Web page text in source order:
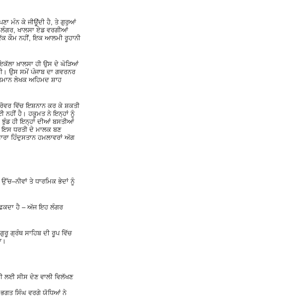
ਮੰਨ ਕੇ ਜੀਊਂਦੀ ਹੈ, ਤੇ ਗੁਰੁਆਂ
ਲੰਗਰ, ਖਾਲਸਾ ਏਡ ਵਰਗੀਆਂ
ਕੌਮ ਨਹੀਂ, ਇਕ ਆਲਮੀ ਰੂਹਾਨੀ
ਖ਼ਾਲਸਾ ਹੀ ਉਸ ਦੇ ਘੋੜਿਆਂ
ਉਸ ਸਮੇਂ ਪੰਜਾਬ ਦਾ ਗਵਰਨਰ
ਲੇਖਕ ਅਹਿਮਦ ਸ਼ਾਹ
ਵਿੱਚ ਇਸ਼ਨਾਨ ਕਰ ਕੇ ਸ਼ਕਤੀ
ਨਹੀਂ ਹੈ। ਹਕੂਮਤ ਨੇ ਇਨ੍ਹਾਂ ਨੂੰ
ਝੁੰਡ ਹੀ ਇਨ੍ਹਾਂ ਦੀਆਂ ਬਸਤੀਆਂ
ਇਸ ਧਰਤੀ ਦੇ ਮਾਲਕ ਬਣ
ਹਿੰਦੁਸਤਾਨ ਹਮਲਾਵਰਾਂ ਅੱਗ
ਤੇ ਧਾਰਮਿਕ ਭੇਦਾਂ ਨੂੰ
ਹੈ – ਅੱਜ ਇਹ ਲੰਗਰ
ਗ੍ਰੰਥ ਸਾਹਿਬ ਦੀ ਰੂਪ ਵਿੱਚ
ਲਈ ਸੀਸ ਦੇਣ ਵਾਲੀ ਵਿਲੱਖਣ
ਭਗਤ ਸਿੰਘ ਵਰਗੇ ਯੋਧਿਆਂ ਨੇ